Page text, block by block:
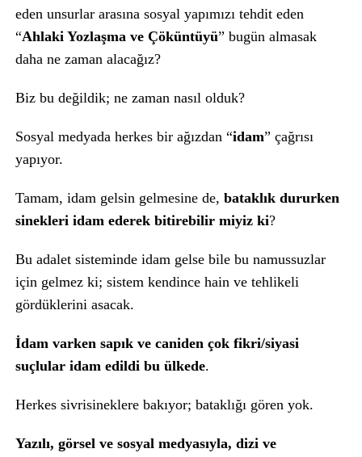
eden unsurlar arasına sosyal yapımızı tehdit eden
“Ahlaki Yozlaşma ve Çöküntüyü” bugün almasak
daha ne zaman alacağız?
Biz bu değildik; ne zaman nasıl olduk?
Sosyal medyada herkes bir ağızdan “idam” çağrısı
yapıyor.
Tamam, idam gelsin gelmesine de, bataklık dururken
sinekleri idam ederek bitirebilir miyiz ki?
Bu adalet sisteminde idam gelse bile bu namussuzlar
için gelmez ki; sistem kendince hain ve tehlikeli
gördüklerini asacak.
İdam varken sapık ve caniden çok fikri/siyasi
suçlular idam edildi bu ülkede.
Herkes sivrisineklere bakıyor; bataklığı gören yok.
Yazılı, görsel ve sosyal medyasıyla, dizi ve